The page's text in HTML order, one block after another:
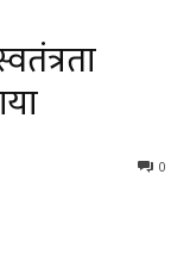
0